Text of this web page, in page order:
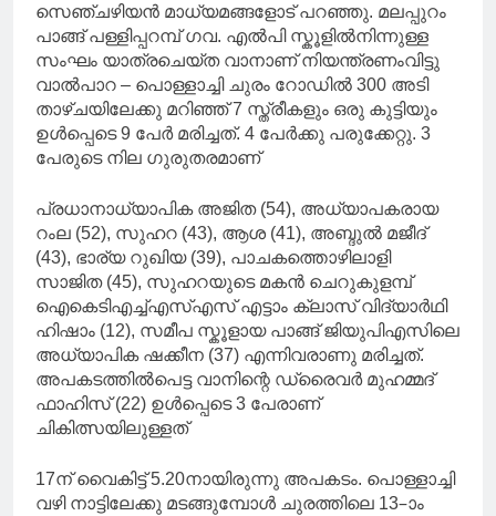
സെഞ്ചഴിയൻ മാധ്യമങ്ങളോട് പറഞ്ഞു. മലപ്പുറം
പാങ്ങ് പള്ളിപ്പറമ്പ് ഗവ. എൽപി സ്കൂളിൽനിന്നുള്ള
സംഘം യാത്രചെയ്ത വാനാണ് നിയന്ത്രണംവിട്ടു
വാൽപാറ – പൊള്ളാച്ചി ചുരം റോഡിൽ 300 അടി
താഴ്ചയിലേക്കു മറിഞ്ഞ് 7 സ്ത്രീകളും ഒരു കുട്ടിയും
ഉൾപ്പെടെ 9 പേർ മരിച്ചത്. 4 പേർക്കു പരുക്കേറ്റു. 3
പേരുടെ നില ഗുരുതരമാണ്
പ്രധാനാധ്യാപിക അജിത (54), അധ്യാപകരായ
റംല (52), സുഹറ (43), ആശ (41), അബ്ദുൽ മജീദ്
(43), ഭാര്യ റുഖിയ (39), പാചകത്തൊഴിലാളി
സാജിത (45), സുഹറയുടെ മകൻ ചെറുകുളമ്പ്
ഐകെടിഎച്ച്എസ്എസ് എട്ടാം ക്ലാസ് വിദ്യാർഥി
ഹിഷാം (12), സമീപ സ്കൂളായ പാങ്ങ് ജിയുപിഎസിലെ
അധ്യാപിക ഷക്കീന (37) എന്നിവരാണു മരിച്ചത്.
അപകടത്തിൽപെട്ട വാനിന്റെ ഡ്രൈവർ മുഹമ്മദ്
ഫാഹിസ് (22) ഉൾപ്പെടെ 3 പേരാണ്
ചികിത്സയിലുള്ളത്
17ന് വൈകിട്ട് 5.20നായിരുന്നു അപകടം. പൊള്ളാച്ചി
വഴി നാട്ടിലേക്കു മടങ്ങുമ്പോൾ ചുരത്തിലെ 13–ാം